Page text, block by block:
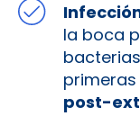
la boca
primeras
post-